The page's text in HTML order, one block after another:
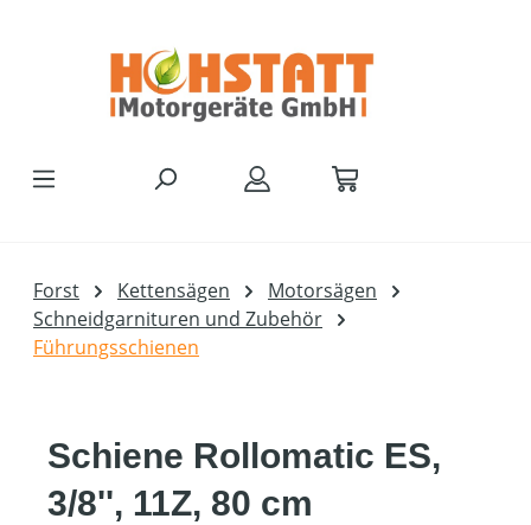
Forst Kettensägen
Motorsägen
Schneidgarnituren und Zubehör
Führungsschienen
Schiene Rollomatic ES,
3/8'', 11Z, 80 cm